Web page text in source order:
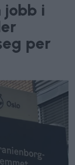
jobb i
per